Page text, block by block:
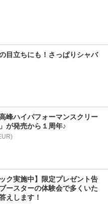
目立ちにも！さっぱりシャバ
峰ハイパフォーマンスクリー
が発売から１周年♪
ク実施中】限定プレゼント告
ースターの体験会で多くいた
えします！